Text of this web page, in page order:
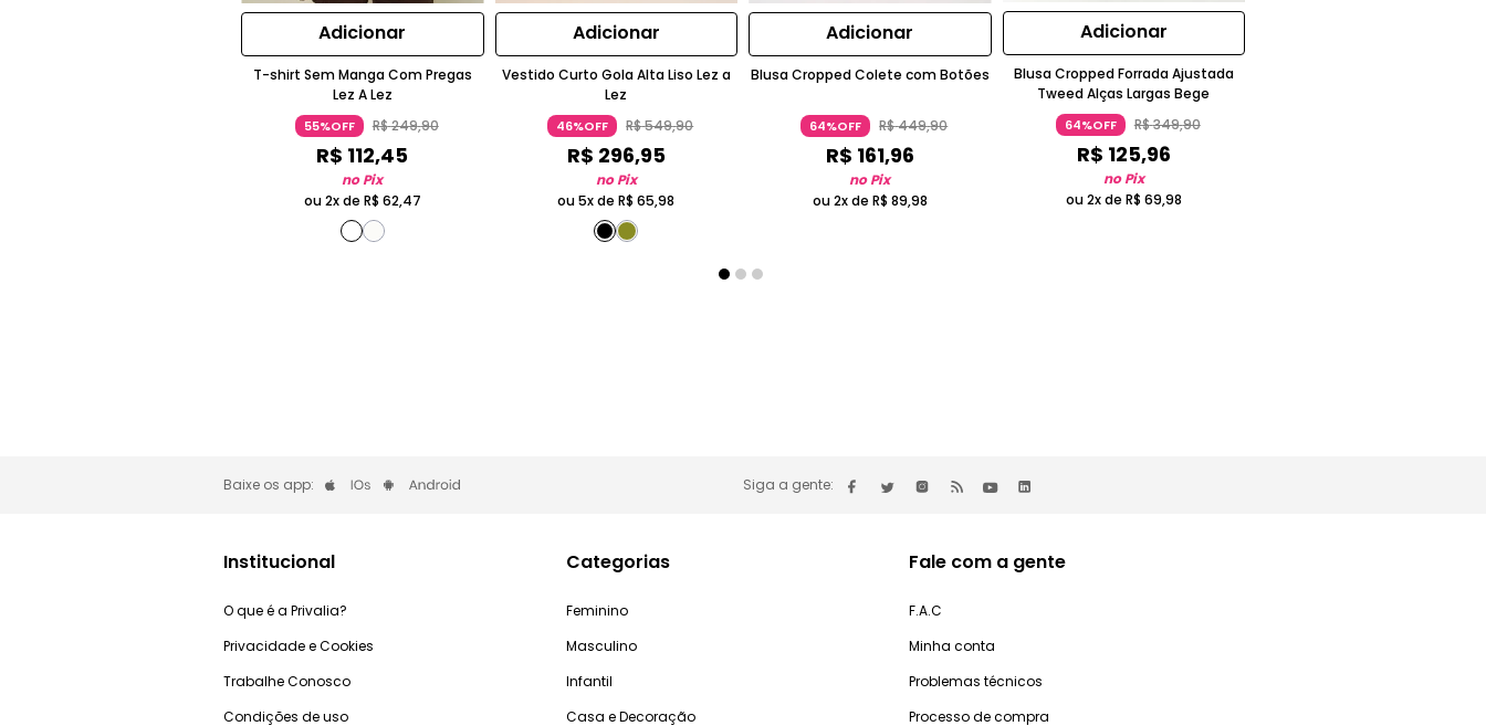
Adicionar
T-shirt Sem Manga Com Pregas
Lez A Lez
55%OFF R$249,90
R$ 112,45
no Pix
ou 2x de R$ 62,47
Adicionar
Vestido Curto Gola Alta Liso Lez a
Lez
46%OFF R$549,90
R$ 296,95
no Pix
ou 5x deR$ 65,98
Adicionar
Blusa Cropped Colete com Botões
64%OFF R$449,90
R$ 161,96
no Pix
ou 2x de R$ 89,98
Adicionar
Blusa Cropped Forrada Ajustada
Tweed Alças Largas Bege
64%OFF R$349,90
R$ 125,96
no Pix
ou 2x de R$ 69,98
Baixe os app: Siga a gente:
Institucional
O que é a Privalia?
Privacidade e Cookies
Trabalhe Conosco
Condições de uso
Categorias
Feminino
Masculino
Infantil
Casa e Decoração
Fale com a gente
F.A.C
Minha conta
Problemas técnicos
Processo de compra